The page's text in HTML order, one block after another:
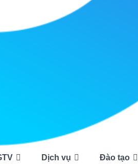
Dịch vụ Đào tạo